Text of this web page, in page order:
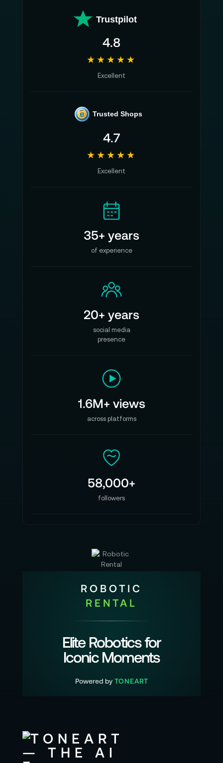
Trustpilot
4.8
★★★★★
Excellent
e Trusted Shops
4.7
★★★★★
Excellent
35+ years
of experience
20+ years
social media
presence
1.6M+ views
across platforms
58,000+
followers
ROBOTIC
RENTAL
Elite Robotics for
Iconic Moments
Powered by TONEART